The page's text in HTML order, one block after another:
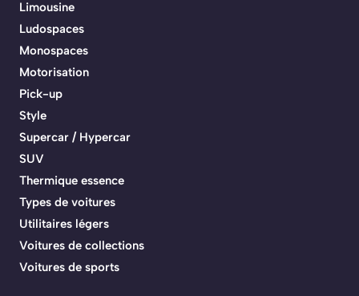
Limousine
Ludospaces
Monospaces
Motorisation
Pick-up
Style
Supercar / Hypercar
SUV
Thermique essence
Types de voitures
Utilitaires légers
Voitures de collections
Voitures de sports